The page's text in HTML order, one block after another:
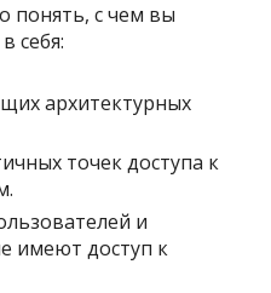
понять, с чем вы
себя:
архитектурных
точек доступа к
и
имеют доступ к